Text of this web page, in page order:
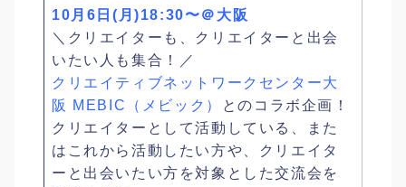
10月6日(月)18:30〜＠大阪
＼クリエイターも、クリエイターと出会
いたい人も集合！／
クリエイティブネットワークセンター大
阪 MEBIC（メビック）
とのコラボ企画！
クリエイターとして活動している、また
はこれから活動したい方や、クリエイタ
ーと出会いたい方を対象とした交流会を